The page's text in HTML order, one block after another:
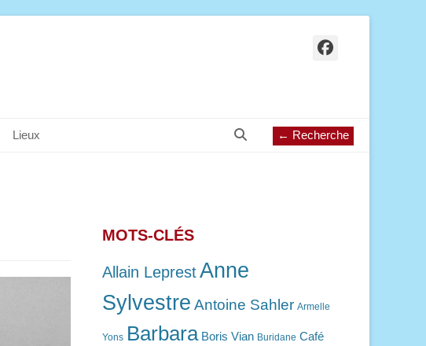
Facebook
Lieux ← Recherche
Recherche
MOTS-CLÉS
Allain LeprestAnne
Sylvestre Antoine Sahler Armelle
Yons Barbara Boris Vian Buridane Café